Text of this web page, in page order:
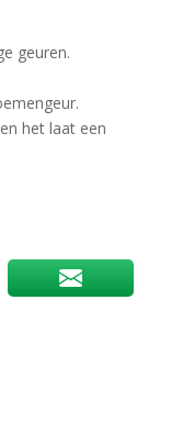
geuren.
het laat een